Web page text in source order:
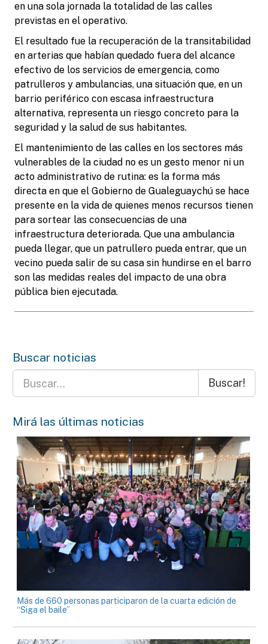
en una sola jornada la totalidad de las calles
previstas en el operativo.
El resultado fue la recuperación de la transitabilidad
en arterias que habían quedado fuera del alcance
efectivo de los servicios de emergencia, como
patrulleros y ambulancias, una situación que, en un
barrio periférico con escasa infraestructura
alternativa, representa un riesgo concreto para la
seguridad y la salud de sus habitantes.
El mantenimiento de las calles en los sectores más
vulnerables de la ciudad no es un gesto menor ni un
acto administrativo de rutina: es la forma más
directa en que el Gobierno de Gualeguaychú se hace
presente en la vida de quienes menos recursos tienen
para sortear las consecuencias de una
infraestructura deteriorada. Que una ambulancia
pueda llegar, que un patrullero pueda entrar, que un
vecino pueda salir de su casa sin hundirse en el barro
son las medidas reales del impacto de una obra
pública bien ejecutada.
Buscar noticias
Buscar!
Mirá las últimas noticias
Más de 660 personas participaron de la cuarta edición de
“Siga el baile”